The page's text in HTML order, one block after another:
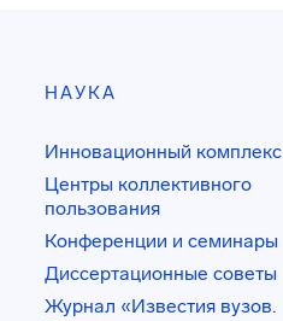
НАУКА
Инновационный комплекс
Центры коллективного
пользования
Конференции и семинары
Диссертационные советы
Журнал «Известия вузов.